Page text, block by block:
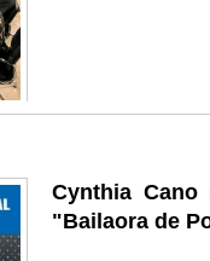
Cynthia
"Bailaora de